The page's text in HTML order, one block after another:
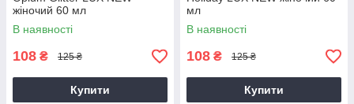
жіночий 60 мл
В наявності
108 ₴ 125 ₴
Купити
мл
В наявності
108 ₴ 125 ₴
Купити